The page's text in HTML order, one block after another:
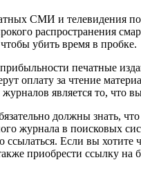
СМИ и телевидения
распространения
убить время в пробке.
печатные
оплату за чтение
является то, что
должны знать,
журнала в поисковых
ссылаться. Если вы
приобрести ссылку на